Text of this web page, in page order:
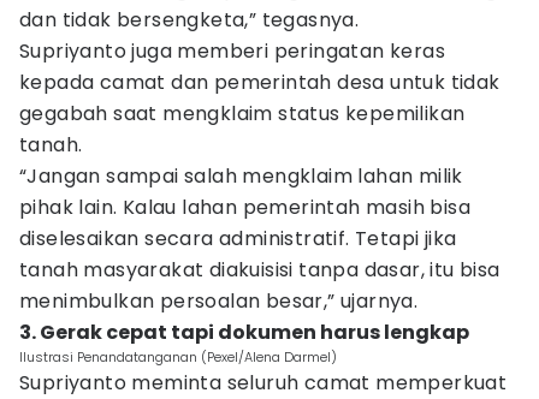
dan tidak bersengketa,” tegasnya.
Supriyanto juga memberi peringatan keras
kepada camat dan pemerintah desa untuk tidak
gegabah saat mengklaim status kepemilikan
tanah.
“Jangan sampai salah mengklaim lahan milik
pihak lain. Kalau lahan pemerintah masih bisa
diselesaikan secara administratif. Tetapi jika
tanah masyarakat diakuisisi tanpa dasar, itu bisa
menimbulkan persoalan besar,” ujarnya.
3. Gerak cepat tapi dokumen harus lengkap
Ilustrasi Penandatanganan (Pexel/Alena Darmel)
Supriyanto meminta seluruh camat memperkuat